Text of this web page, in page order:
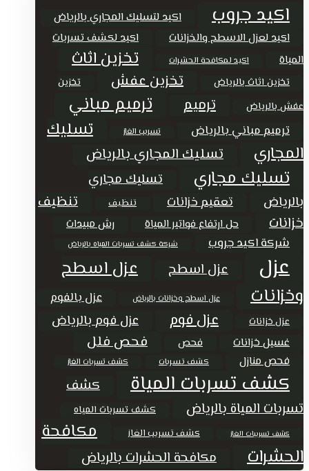
اكيد جروب اكيد لتسليك المجاري بالرياض
اكيد لعزل الاسطح والخزانات
اكيد لكشف تسربات
المياة
اكيد لمكافحة الحشرات تخزين اثاث
تخزين اثاث بالرياض تخزين عفش
تخزين
عفش بالرياض
ترميم ترميم مباني
ترميم مباني بالرياض تسريب الغاز
تسليك
المجاري
تسليك المجاري بالرياض
تسليك مجاري
تسليك مجاري
بالرياض
تعقيم خزانات تنظيف
تنظيف
خزانات
حل ارتفاع فواتير المياة رش مبيدات
شركة اكيد جروب شركة كشف تسربات المياه بالرياض
عزل عزل اسطح
عزل اسطح
وخزانات
عزل اسطح وخزانات بالرياض عزل بالفوم
عزل خزانات عزل فوم عزل فوم بالرياض
غسيل خزانات فحص فحص فلل
فحص منازل كشف تسربات كشف تسربات الغاز
كشف تسربات المياة
كشف
تسربات المياة بالرياض
كشف تسربات المياه
كشف تسريبات الغاز كشف تسريب الغاز
مكافحة
الحشرات
مكافحة الحشرات بالرياض